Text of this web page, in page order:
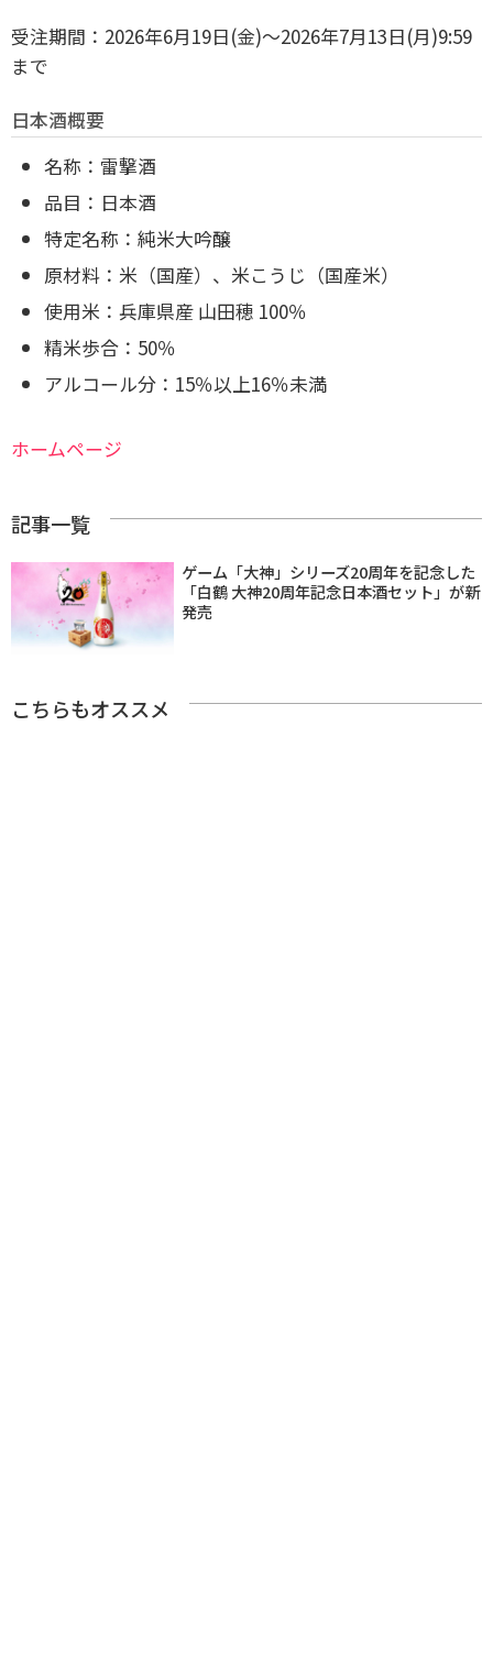
受注期間：2026年6月19日(金)～2026年7月13日(月)9:59
まで
日本酒概要
名称：雷撃酒
品目：日本酒
特定名称：純米大吟醸
原材料：米（国産）、米こうじ（国産米）
使用米：兵庫県産 山田穂 100％
精米歩合：50％
アルコール分：15％以上16％未満
ホームページ
記事一覧
ゲーム「大神」シリーズ20周年を記念した
「白鶴 大神20周年記念日本酒セット」が新
発売
こちらもオススメ